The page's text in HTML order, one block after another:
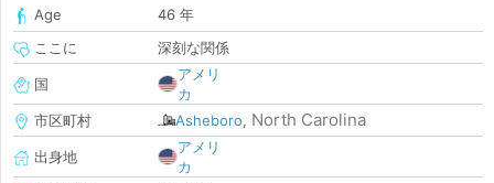
Age
46 年
ここに
深刻な関係
国
アメリ
カ
市区町村
Asheboro, North Carolina
出身地
アメリ
カ